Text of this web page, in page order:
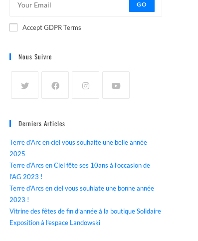
GO
Accept GDPR Terms
Nous Suivre
Derniers Articles
Terre d’Arc en ciel vous souhaite une belle année
2025
Terre d’Arcs en Ciel fête ses 10ans à l’occasion de
l’AG 2023 !
Terre d’Arcs en ciel vous souhiate une bonne année
2023 !
Vitrine des fêtes de fin d’année à la boutique Solidaire
Exposition à l’espace Landowski